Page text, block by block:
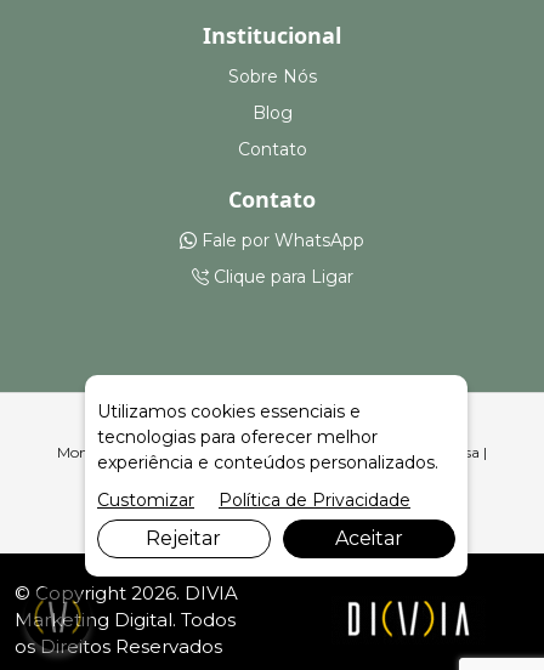
Institucional
Sobre Nós
Blog
Contato
Contato
Fale por WhatsApp
Clique para Ligar
Montagem e Aluguel de Hospital de Campanha em Princesa |
Celeiro Feiras e Eventos
© Copyright 2026. DIVIA
Marketing Digital. Todos
os Direitos Reservados
Utilizamos cookies essenciais e
tecnologias para oferecer melhor
experiência e conteúdos personalizados.
Customizar
Política de Privacidade
Rejeitar Aceitar